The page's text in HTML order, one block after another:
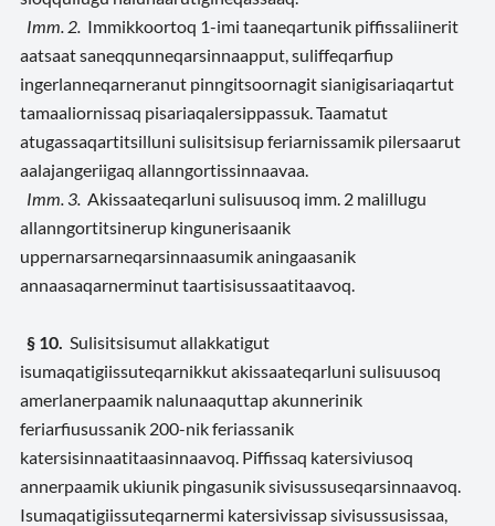
Imm. 2. Immikkoortoq 1-imi taaneqartunik piffissaliinerit
aatsaat saneqqunneqarsinnaapput, suliffeqarfiup
ingerlanneqarneranut pinngitsoornagit sianigisariaqartut
tamaaliornissaq pisariaqalersippassuk. Taamatut
atugassaqartitsilluni sulisitsisup feriarnissamik pilersaarut
aalajangeriigaq allanngortissinnaavaa.
Imm. 3. Akissaateqarluni sulisuusoq imm. 2 malillugu
allanngortitsinerup kingunerisaanik
uppernarsarneqarsinnaasumik aningaasanik
annaasaqarnerminut taartisisussaatitaavoq.
§ 10. Sulisitsisumut allakkatigut
isumaqatigiissuteqarnikkut akissaateqarluni sulisuusoq
amerlanerpaamik nalunaaquttap akunnerinik
feriarfiusussanik 200-nik feriassanik
katersisinnaatitaasinnaavoq. Piffissaq katersiviusoq
annerpaamik ukiunik pingasunik sivisussuseqarsinnaavoq.
Isumaqatigiissuteqarnermi katersivissap sivisussusissaa,